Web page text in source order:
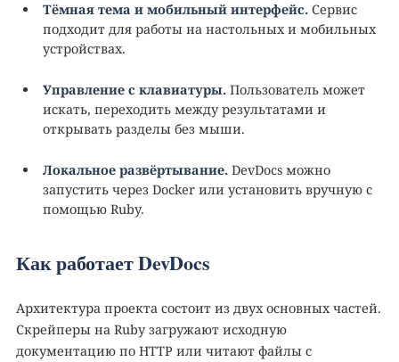
Тёмная тема и мобильный интерфейс. Сервис
подходит для работы на настольных и мобильных
устройствах.
Управление с клавиатуры. Пользователь может
искать, переходить между результатами и
открывать разделы без мыши.
Локальное развёртывание. DevDocs можно
запустить через Docker или установить вручную с
помощью Ruby.
Как работает DevDocs
Архитектура проекта состоит из двух основных частей.
Скрейперы на Ruby загружают исходную
документацию по HTTP или читают файлы с